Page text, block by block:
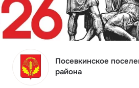
Посевкинское
района